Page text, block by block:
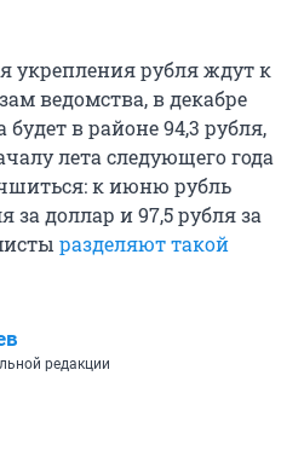
укрепления рубля ждут к
ведомства, в декабре
будет в районе 94,3 рубля,
лета следующего года
к июню рубль
за доллар и 97,5 рубля за
разделяют такой
редакции